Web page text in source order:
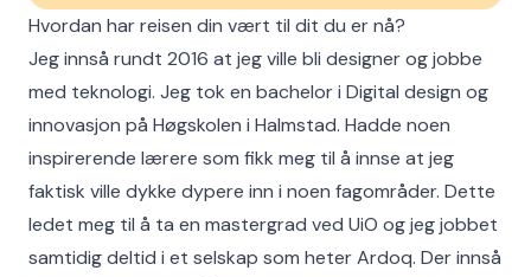
Hvordan har reisen din vært til dit du er nå?
Jeg innså rundt 2016 at jeg ville bli designer og jobbe
med teknologi. Jeg tok en bachelor i Digital design og
innovasjon på Høgskolen i Halmstad. Hadde noen
inspirerende lærere som fikk meg til å innse at jeg
faktisk ville dykke dypere inn i noen fagområder. Dette
ledet meg til å ta en mastergrad ved UiO og jeg jobbet
samtidig deltid i et selskap som heter Ardoq. Der innså